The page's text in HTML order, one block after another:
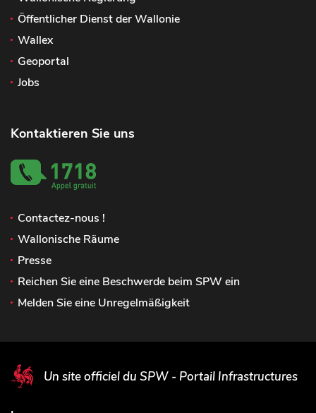
Öffentlicher Dienst der Wallonie
Wallex
Geoportal
Jobs
Kontaktieren Sie uns
Contactez-nous !
Wallonische Räume
Presse
Reichen Sie eine Beschwerde beim SPW ein
Melden Sie eine Unregelmäßigkeit
Un site officiel du SPW - Portail Infrastructures